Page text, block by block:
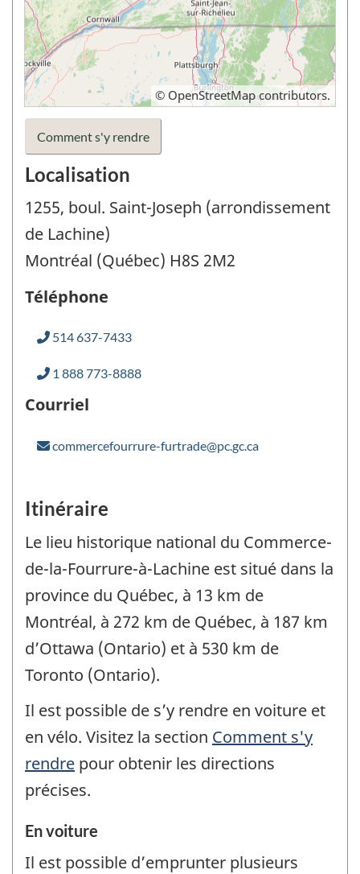
© OpenStreetMapcontributors.
Comment s'y rendre
Localisation
1255, boul. Saint-Joseph (arrondissement
de Lachine)
Montréal (Québec) H8S 2M2
Téléphone
514 637-7433
1 888 773-8888
Courriel
commercefourrure-furtrade@pc.gc.ca
Itinéraire
Le lieu historique national du Commerce-
de-la-Fourrure-à-Lachine est situé dans la
province du Québec, à 13 km de
Montréal, à 272 km de Québec, à 187 km
d’Ottawa (Ontario) et à 530 km de
Toronto (Ontario).
Il est possible de s’y rendre en voiture et
en vélo. Visitez la section Comment s'y
rendre pour obtenir les directions
précises.
En voiture
Il est possible d’emprunter plusieurs